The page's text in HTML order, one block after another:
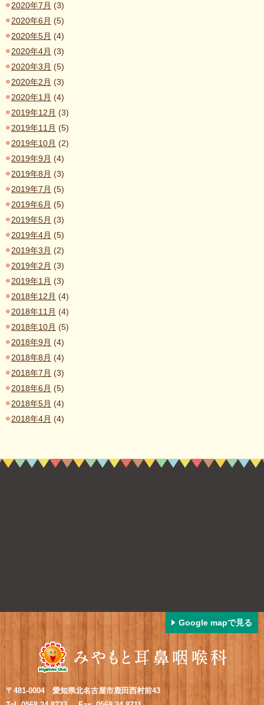
2020年7月 (3)
2020年6月 (5)
2020年5月 (4)
2020年4月 (3)
2020年3月 (5)
2020年2月 (3)
2020年1月 (4)
2019年12月 (3)
2019年11月 (5)
2019年10月 (2)
2019年9月 (4)
2019年8月 (3)
2019年7月 (5)
2019年6月 (5)
2019年5月 (3)
2019年4月 (5)
2019年3月 (2)
2019年2月 (3)
2019年1月 (3)
2018年12月 (4)
2018年11月 (4)
2018年10月 (5)
2018年9月 (4)
2018年8月 (4)
2018年7月 (3)
2018年6月 (5)
2018年5月 (4)
2018年4月 (4)
Google mapで見る
〒481-0004 愛知県北名古屋市鹿田西村前43